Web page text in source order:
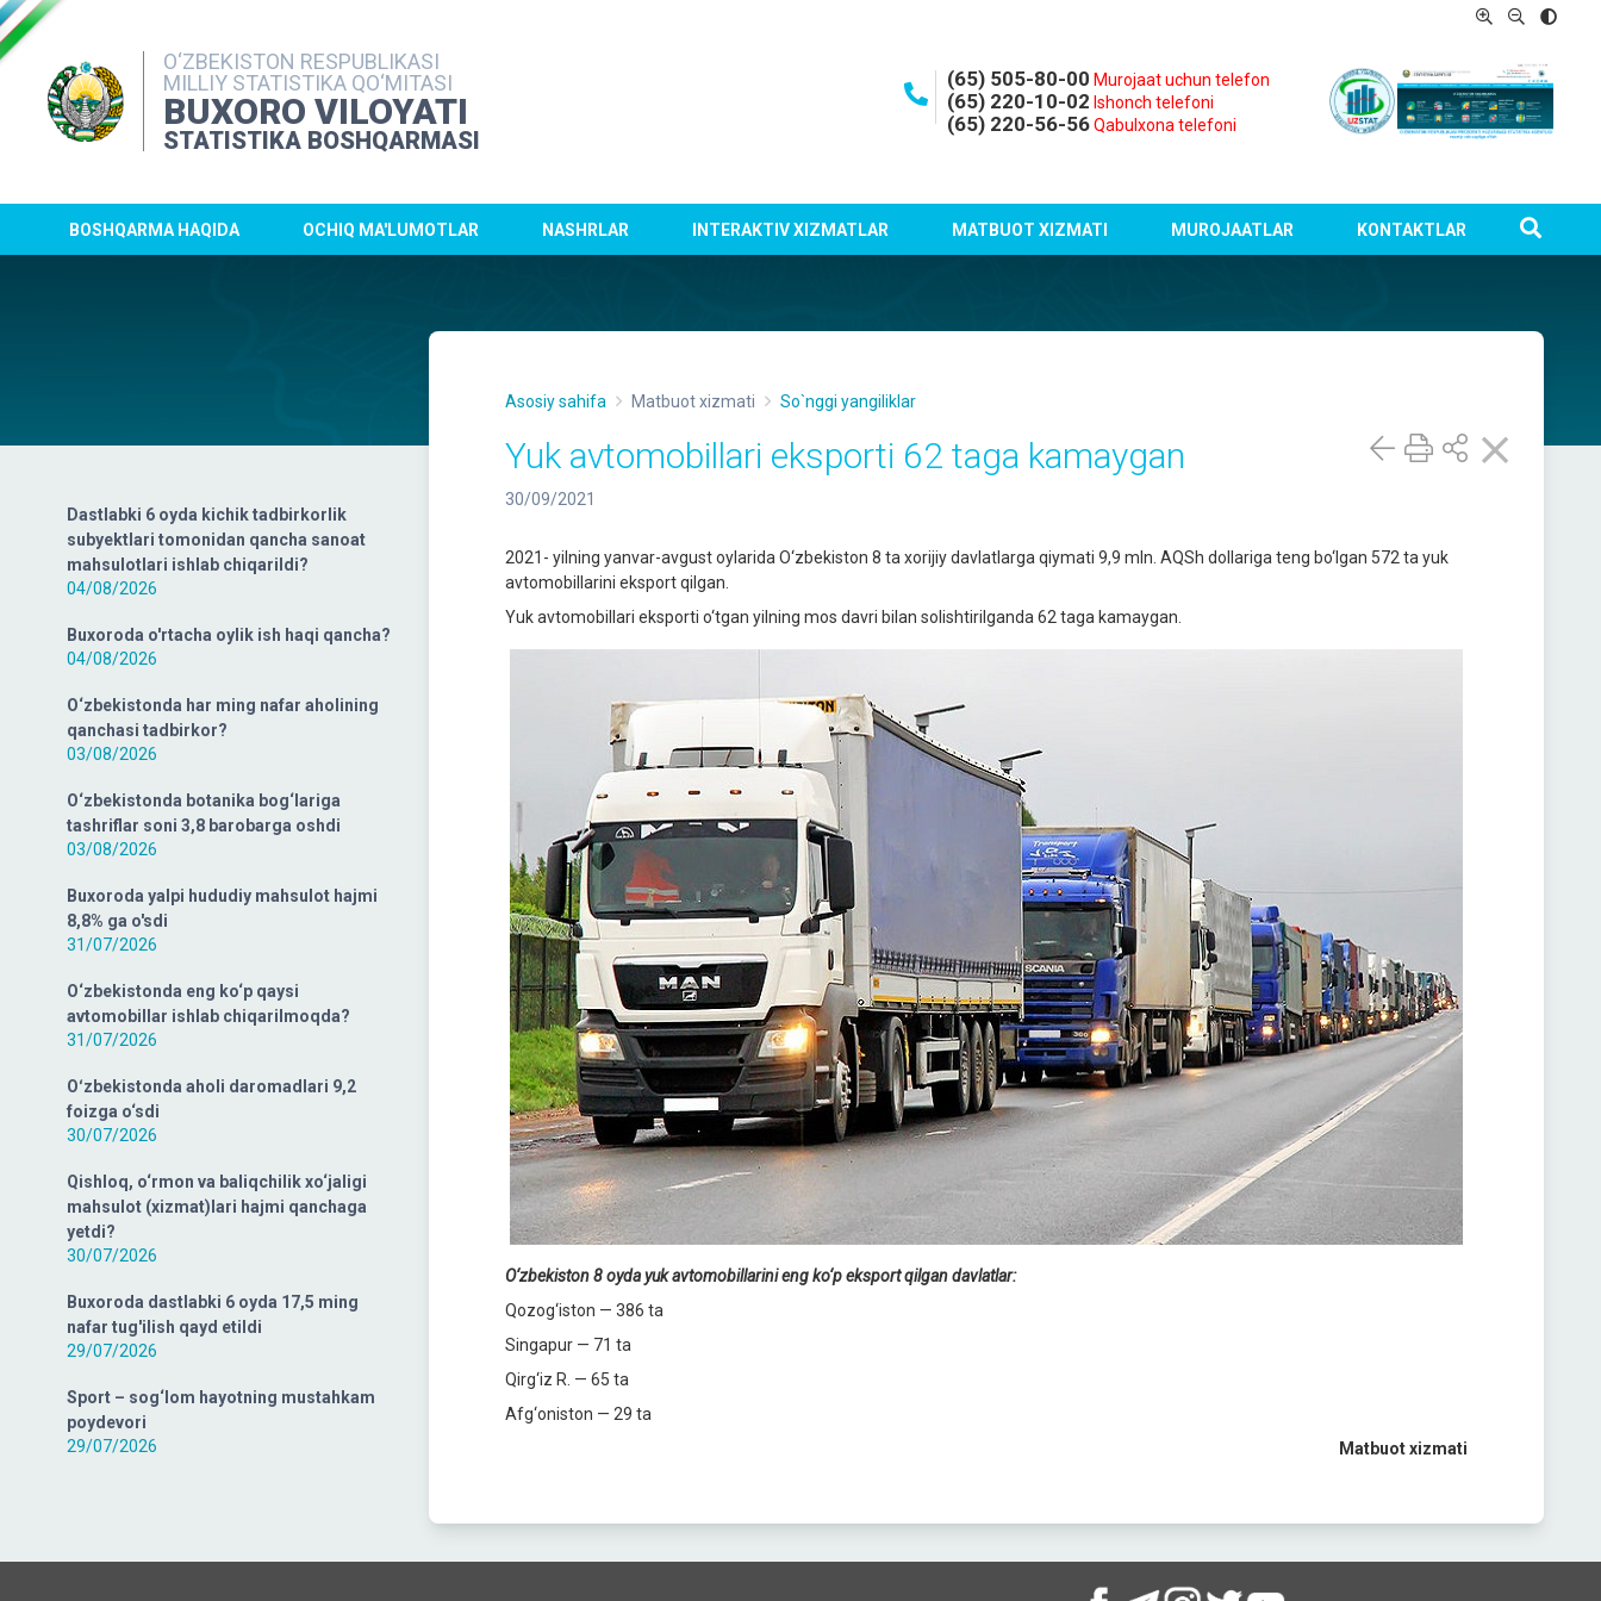
O‘ZBEKISTON RESPUBLIKASI
MILLIY STATISTIKA QO‘MITASI
BUXORO VILOYATI
STATISTIKA BOSHQARMASI
(65) 505-80-00 Murojaat uchun telefon
(65) 220-10-02 Ishonch telefoni
(65) 220-56-56 Qabulxona telefoni
BOSHQARMA HAQIDA OCHIQ MA'LUMOTLAR NASHRLAR INTERAKTIV XIZMATLAR MATBUOT XIZMATI MUROJAATLAR KONTAKTLAR
Dastlabki 6 oyda kichik tadbirkorlik
subyektlari tomonidan qancha sanoat
mahsulotlari ishlab chiqarildi?
04/08/2026
Buxoroda o'rtacha oylik ish haqi qancha?
04/08/2026
O‘zbekistonda har ming nafar aholining
qanchasi tadbirkor?
03/08/2026
O‘zbekistonda botanika bog‘lariga
tashriflar soni 3,8 barobarga oshdi
03/08/2026
Buxoroda yalpi hududiy mahsulot hajmi
8,8% ga o'sdi
31/07/2026
O‘zbekistonda eng ko‘p qaysi
avtomobillar ishlab chiqarilmoqda?
31/07/2026
Oʻzbekistonda aholi daromadlari 9,2
foizga o‘sdi
30/07/2026
Qishloq, o‘rmon va baliqchilik xo‘jaligi
mahsulot (xizmat)lari hajmi qanchaga
yetdi?
30/07/2026
Buxoroda dastlabki 6 oyda 17,5 ming
nafar tug'ilish qayd etildi
29/07/2026
Sport – sog‘lom hayotning mustahkam
poydevori
29/07/2026
Asosiy sahifa Matbuot xizmati So`nggi yangiliklar
Yuk avtomobillari eksporti 62 taga kamaygan
30/09/2021
2021- yilning yanvar-avgust oylarida O‘zbekiston 8 ta xorijiy davlatlarga qiymati 9,9 mln. AQSh dollariga teng bo‘lgan 572 ta yuk
avtomobillarini eksport qilgan.
Yuk avtomobillari eksporti o‘tgan yilning mos davri bilan solishtirilganda 62 taga kamaygan.
O‘zbekiston 8 oyda yuk avtomobillarini eng ko‘p eksport qilgan davlatlar:
Qozog‘iston — 386 ta
Singapur — 71 ta
Qirg‘iz R. — 65 ta
Afg‘oniston — 29 ta
Matbuotxizmati